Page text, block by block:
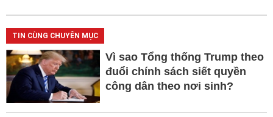
TIN CÙNG CHUYÊN MỤC
Vì sao Tổng thống Trump theo
đuổi chính sách siết quyền
công dân theo nơi sinh?